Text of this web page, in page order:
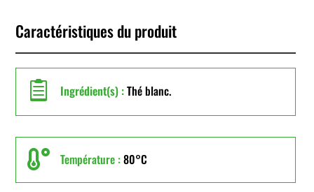
Caractéristiques du produit
 Ingrédient(s) :Thé blanc.
 Température : 80°C